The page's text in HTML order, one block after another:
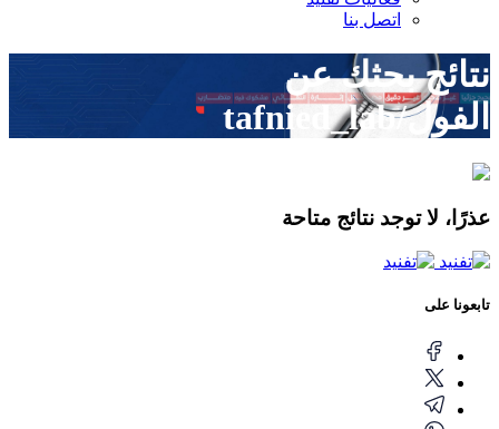
اتصل بنا
نتائج بحثك عن
الفول/tafnied_lab
عذرًا، لا توجد نتائج متاحة
تابعونا على